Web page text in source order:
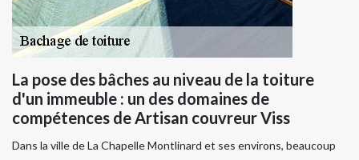
La pose des bâches au niveau de la toiture
d'un immeuble : un des domaines de
compétences de Artisan couvreur Viss
Dans la ville de La Chapelle Montlinard et ses environs, beaucoup